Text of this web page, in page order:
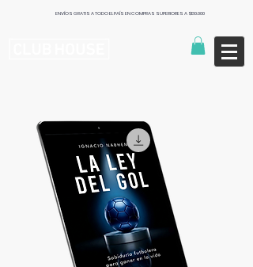
ENVÍOS GRATIS A TODO EL PAÍS EN COMPRAS SUPERIORES A $130.000